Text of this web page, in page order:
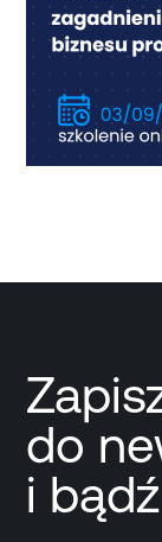
do
i